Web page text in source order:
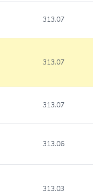
313.07
313.07
313.07
313.06
313.03